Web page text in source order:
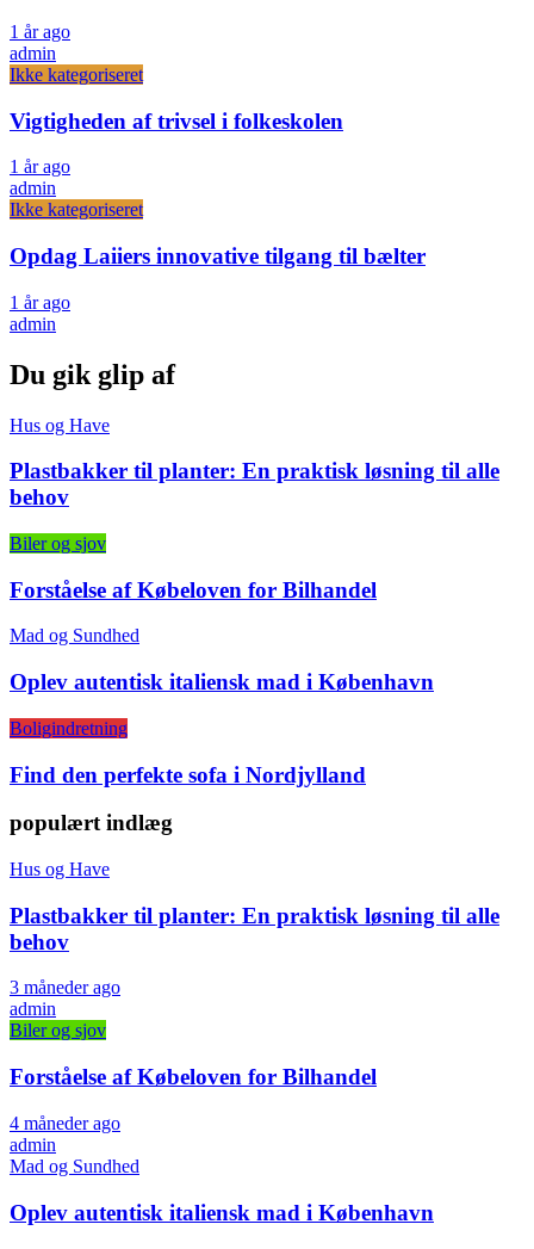
1 år ago
admin
Ikke kategoriseret
Vigtigheden af trivsel i folkeskolen
1 år ago
admin
Ikke kategoriseret
Opdag Laiiers innovative tilgang til bælter
1 år ago
admin
Du gik glip af
Hus og Have
Plastbakker til planter: En praktisk løsning til alle
behov
Biler og sjov
Forståelse af Købeloven for Bilhandel
Mad og Sundhed
Oplev autentisk italiensk mad i København
Boligindretning
Find den perfekte sofa i Nordjylland
populært indlæg
Hus og Have
Plastbakker til planter: En praktisk løsning til alle
behov
3 måneder ago
admin
Biler og sjov
Forståelse af Købeloven for Bilhandel
4 måneder ago
admin
Mad og Sundhed
Oplev autentisk italiensk mad i København